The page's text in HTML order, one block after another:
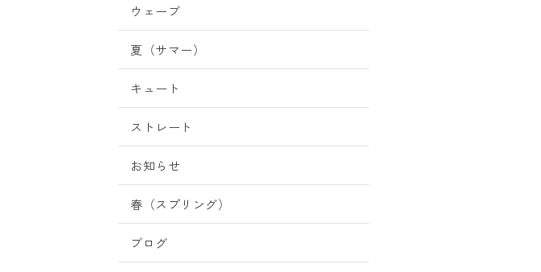
ウェーブ
夏（サマー）
キュート
ストレート
お知らせ
春（スプリング）
ブログ